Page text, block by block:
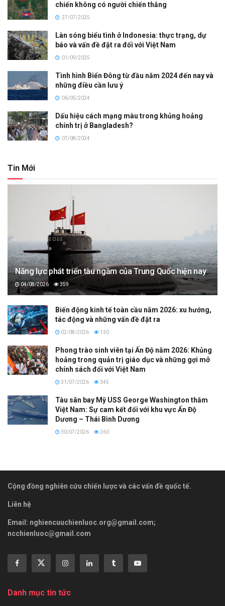
chiến không có người chiến thắng
27/07/2025
Làn sóng biểu tình ở Indonesia: thực trạng, dự
báo và vấn đề đặt ra đối với Việt Nam
01/09/2025
Tình hình Biển Đông từ đầu năm 2024 đến nay và
những điều cần lưu ý
06/05/2024
Dấu hiệu cách mạng màu trong khủng hoảng
chính trị ở Bangladesh?
07/08/2024
Tin Mới
Năng lực phát triển tàu ngầm của Trung Quốc hiện nay
04/08/2026 359
Biến động kinh tế toàn cầu năm 2026: xu hướng,
tác động và những vấn đề đặt ra
02/08/2026 130
Phong trào sinh viên tại Ấn Độ năm 2026: Khủng
hoảng trong quản trị giáo dục và những gợi mở
chính sách đối với Việt Nam
31/07/2026 345
Tàu sân bay Mỹ USS George Washington thăm
Việt Nam: Sự cam kết đối với khu vực Ấn Độ
Dương – Thái Bình Dương
30/07/2026 260
Cộng đồng nghiên cứu chiến lược và các vấn đề quốc tế.
Liên hệ
Email: nghiencuuchienluoc.org@gmail.com;
ncchienluoc@gmail.com
Danh mục tin tức